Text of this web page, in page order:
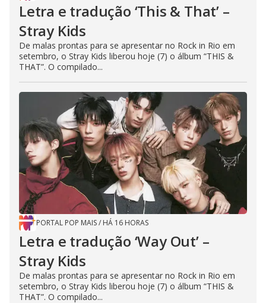
Letra e tradução ‘This & That’ –
Stray Kids
De malas prontas para se apresentar no Rock in Rio em
setembro, o Stray Kids liberou hoje (7) o álbum “THIS &
THAT”. O compilado...
PORTAL POP MAIS/ HÁ 16 HORAS
Letra e tradução ‘Way Out’ –
Stray Kids
De malas prontas para se apresentar no Rock in Rio em
setembro, o Stray Kids liberou hoje (7) o álbum “THIS &
THAT”. O compilado...